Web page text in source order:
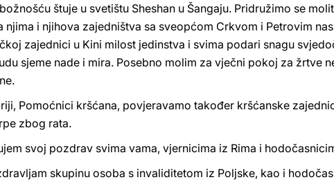
štuje u svetištu Sheshan u Šangaju. Pridružimo se
njima i njihova zajedništva sa sveopćom Crkvom i Petrovim
zajednici u Kini milost jedinstva i svima podari snagu
sjeme nade i mira. Posebno molim za vječni pokoj za žrtve
Pomoćnici kršćana, povjeravamo također kršćanske
zbog rata.
svoj pozdrav svima vama, vjernicima iz Rima i
skupinu osoba s invaliditetom iz Poljske, kao i